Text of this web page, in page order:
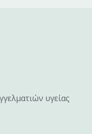
υγείας